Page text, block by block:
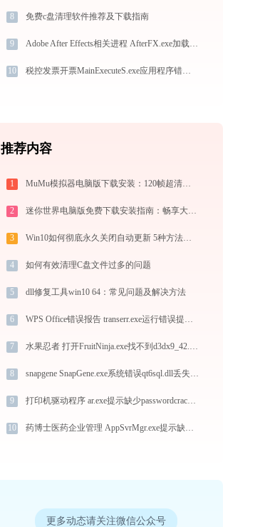
8 免费c盘清理软件推荐及下载指南
9 Adobe After Effects相关进程 AfterFX.exe加载msvcr100.dll文件丢失处理办法
10 税控发票开票MainExecuteS.exe应用程序错误0xc000000d解决方法
推荐内容
1 MuMu模拟器电脑版下载安装：120帧超清极速运行，电脑玩手游的装机必备神器
2 迷你世界电脑版免费下载安装指南：畅享大屏沙盒创造与联机乐趣
3 Win10如何彻底永久关闭自动更新 5种方法教你永久关闭win10自动更新
4 如何有效清理C盘文件过多的问题
5 dll修复工具win10 64：常见问题及解决方法
6 WPS Office错误报告 transerr.exe运行错误提示0xc000000d的解决办法
7 水果忍者 打开FruitNinja.exe找不到d3dx9_42.dll怎么办
8 snapgene SnapGene.exe系统错误qt6sql.dll丢失如何解决
9 打印机驱动程序 ar.exe提示缺少passwordcrackerwrap.dll文件的解决办法
10 药博士医药企业管理 AppSvrMgr.exe提示缺少winio83.dll文件的解决办法
更多动态请关注微信公众号